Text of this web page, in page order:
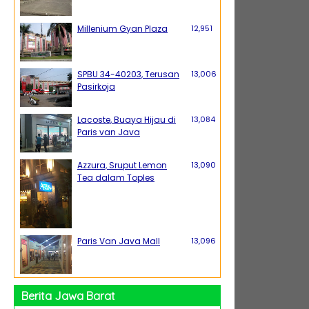
Millenium Gyan Plaza 12,951
SPBU 34-40203, Terusan
Pasirkoja
13,006
Lacoste, Buaya Hijau di
Paris van Java
13,084
Azzura, Sruput Lemon
Tea dalam Toples
13,090
Paris Van Java Mall 13,096
Berita Jawa Barat